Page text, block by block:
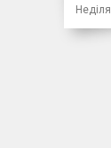
Неділя